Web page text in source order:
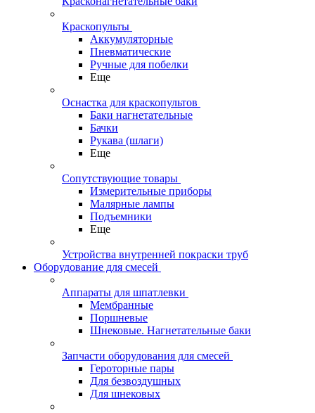
Краскопульты
Аккумуляторные
Пневматические
Ручные для побелки
Еще
Оснастка для краскопультов
Баки нагнетательные
Бачки
Рукава (шлаги)
Еще
Сопутствующие товары
Измерительные приборы
Малярные лампы
Подъемники
Еще
Устройства внутренней покраски труб
Оборудование для смесей
Аппараты для шпатлевки
Мембранные
Поршневые
Шнековые. Нагнетательные баки
Запчасти оборудования для смесей
Героторные пары
Для безвоздушных
Для шнековых